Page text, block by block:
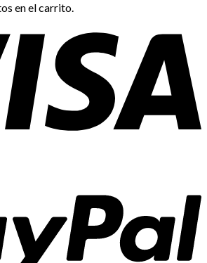
en el carrito.